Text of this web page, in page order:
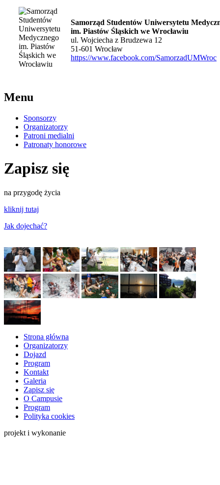
Samorząd Studentów Uniwersytetu
im. Piastów Śląskich we Wrocławiu
ul. Wojciecha z Brudzewa 12
51-601 Wrocław
https://www.facebook.com/SamorzadUMWroc
Menu
Sponsorzy
Organizatorzy
Patroni medialni
Patronaty honorowe
Zapisz się
na przygodę życia
kliknij tutaj
Jak dojechać?
Strona główna
Organizatorzy
Dojazd
Program
Kontakt
Galeria
Zapisz się
O Campusie
Program
Polityka cookies
projekt i wykonanie